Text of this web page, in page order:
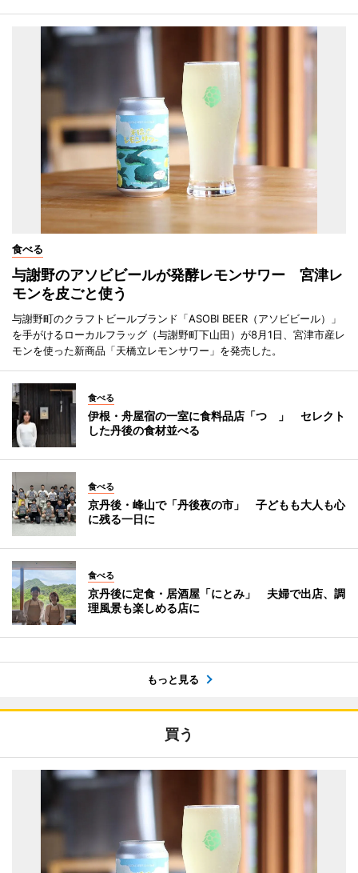
食べる
与謝野のアソビビールが発酵レモンサワー 宮津レ
モンを皮ごと使う
与謝野町のクラフトビールブランド「ASOBI BEER（アソビビール）」
を手がけるローカルフラッグ（与謝野町下山田）が8月1日、宮津市産レ
モンを使った新商品「天橋立レモンサワー」を発売した。
食べる
伊根・舟屋宿の一室に食料品店「つゝ」 セレクト
した丹後の食材並べる
食べる
京丹後・峰山で「丹後夜の市」 子どもも大人も心
に残る一日に
食べる
京丹後に定食・居酒屋「にとみ」 夫婦で出店、調
理風景も楽しめる店に
もっと見る
買う